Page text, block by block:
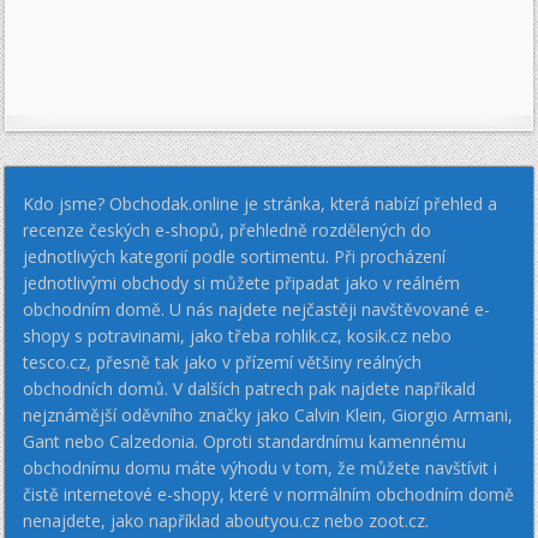
Kdo jsme? Obchodak.online je stránka, která nabízí přehled a
recenze českých e-shopů, přehledně rozdělených do
jednotlivých kategorií podle sortimentu. Při procházení
jednotlivými obchody si můžete připadat jako v reálném
obchodním domě. U nás najdete nejčastěji navštěvované e-
shopy s potravinami, jako třeba rohlik.cz, kosik.cz nebo
tesco.cz, přesně tak jako v přízemí většiny reálných
obchodních domů. V dalších patrech pak najdete napříkald
nejznámější oděvního značky jako Calvin Klein, Giorgio Armani,
Gant nebo Calzedonia. Oproti standardnímu kamennému
obchodnímu domu máte výhodu v tom, že můžete navštívit i
čistě internetové e-shopy, které v normálním obchodním domě
nenajdete, jako například aboutyou.cz nebo zoot.cz.